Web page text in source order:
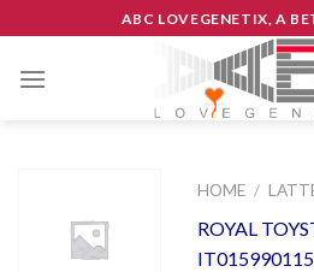
to
content
ABC LOVEGENETIX, A
HOME /
ROYAL